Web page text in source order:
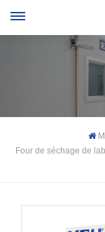
Four de séchage de